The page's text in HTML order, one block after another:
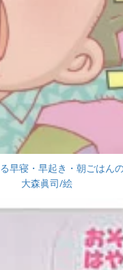
早寝・早起き・朝ごはん
大森眞司/絵